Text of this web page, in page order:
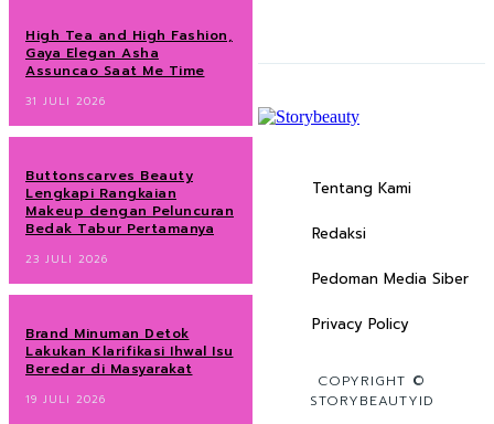
High Tea and High Fashion,
Gaya Elegan Asha
Assuncao Saat Me Time
31 JULI 2026
Buttonscarves Beauty
Lengkapi Rangkaian
Makeup dengan Peluncuran
Bedak Tabur Pertamanya
23 JULI 2026
Brand Minuman Detok
Lakukan Klarifikasi Ihwal Isu
Beredar di Masyarakat
19 JULI 2026
Tentang Kami
Redaksi
Pedoman Media Siber
Privacy Policy
COPYRIGHT ©
STORYBEAUTYID